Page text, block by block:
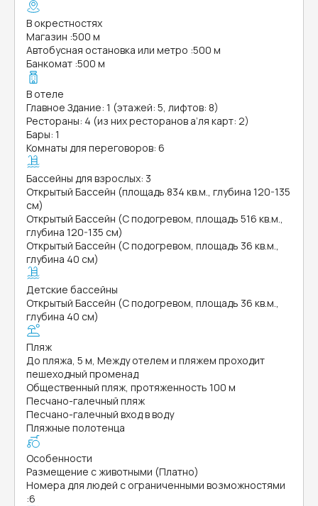
В окрестностях
Магазин :500 м
Автобусная остановка или метро :500 м
Банкомат :500 м
В отеле
Главное Здание: 1 (этажей: 5, лифтов: 8)
Рестораны: 4 (из них ресторанов а’ля карт: 2)
Бары: 1
Комнаты для переговоров: 6
Бассейны для взрослых: 3
Открытый Бассейн (площадь 834 кв.м., глубина 120-135
см)
Открытый Бассейн (С подогревом, площадь 516 кв.м.,
глубина 120-135 см)
Открытый Бассейн (С подогревом, площадь 36 кв.м.,
глубина 40 см)
Детские бассейны
Открытый Бассейн (С подогревом, площадь 36 кв.м.,
глубина 40 см)
Пляж
До пляжа, 5 м, Между отелем и пляжем проходит
пешеходный променад
Общественный пляж, протяженность 100 м
Песчано-галечный пляж
Песчано-галечный вход в воду
Пляжные полотенца
Особенности
Размещение с животными (Платно)
Номера для людей с ограниченными возможностями
:6